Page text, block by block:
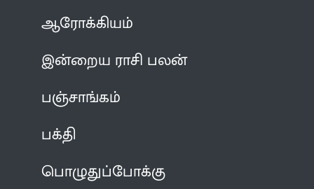
ஆரோக்கியம்
இன்றைய ராசி பலன்
பஞ்சாங்கம்
பக்தி
பொழுதுப்போக்கு